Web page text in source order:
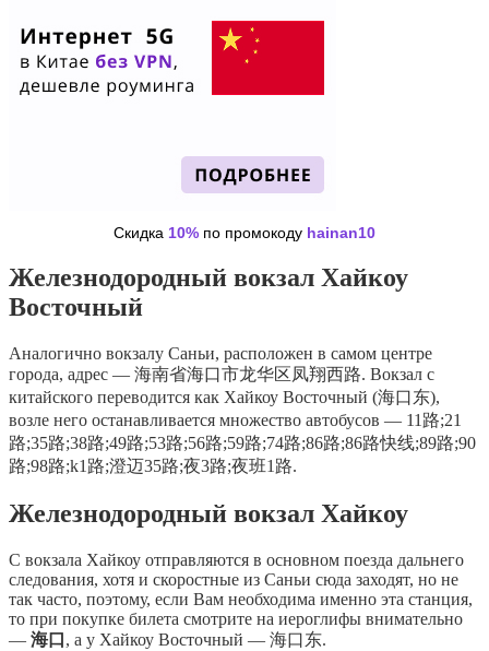
Скидка 10% по промокоду hainan10
Железнодородный вокзал Хайкоу
Восточный
Аналогично вокзалу Саньи, расположен в самом центре
города, адрес — 海南省海口市龙华区凤翔西路. Вокзал с
китайского переводится как Хайкоу Восточный (海口东),
возле него останавливается множество автобусов — 11路;21
路;35路;38路;49路;53路;56路;59路;74路;86路;86路快线;89路;90
路;98路;k1路;澄迈35路;夜3路;夜班1路.
Железнодородный вокзал Хайкоу
С вокзала Хайкоу отправляются в основном поезда дальнего
следования, хотя и скоростные из Саньи сюда заходят, но не
так часто, поэтому, если Вам необходима именно эта станция,
то при покупке билета смотрите на иероглифы внимательно
— 海口 , а у Хайкоу Восточный — 海口东.